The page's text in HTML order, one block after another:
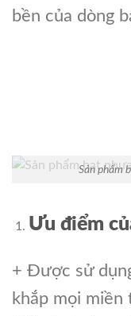
bền của dòng
Sản phẩm
Ưu điểm
+ Được sử
khắp mọi miền